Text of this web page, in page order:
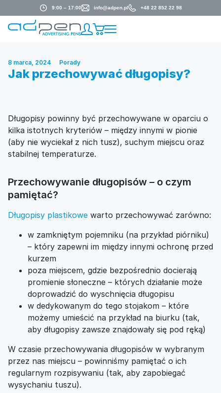
9:00 – 17:00 info@adpen.pl +48 22 852 22 98
8 marca, 2024 Porady
Jak przechowywać długopisy?
Długopisy powinny być przechowywane w oparciu o
kilka istotnych kryteriów – między innymi w pionie
(aby nie wyciekał z nich tusz), suchym miejscu oraz
stabilnej temperaturze.
Przechowywanie długopisów – o czym
pamiętać?
Długopisy plastikowe warto przechowywać zarówno:
w zamkniętym pojemniku (na przykład piórniku)
– który zapewni im między innymi ochronę przed
kurzem
poza miejscem, gdzie bezpośrednio docierają
promienie słoneczne – których działanie może
doprowadzić do wyschnięcia długopisu
w dedykowanym do tego stojakom – które
możemy umieścić na przykład na biurku (tak,
aby długopisy zawsze znajdowały się pod ręką)
W czasie przechowywania długopisów w wybranym
przez nas miejscu – powinniśmy pamiętać o ich
regularnym rozpisywaniu (tak, aby zapobiegać
wysychaniu tuszu).